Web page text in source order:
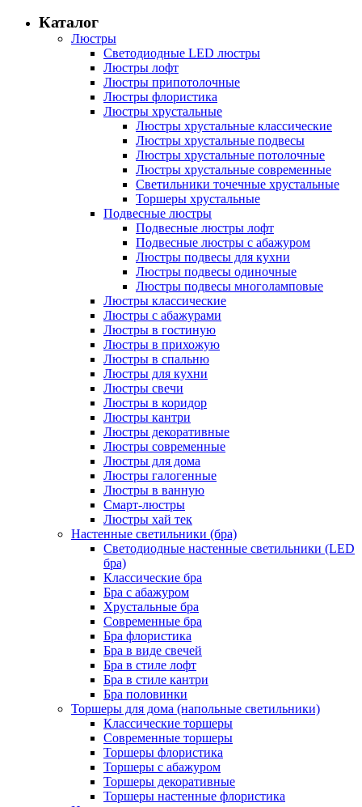
Каталог
Люстры
Светодиодные LED люстры
Люстры лофт
Люстры припотолочные
Люстры флористика
Люстры хрустальные
Люстры хрустальные классические
Люстры хрустальные подвесы
Люстры хрустальные потолочные
Люстры хрустальные современные
Светильники точечные хрустальные
Торшеры хрустальные
Подвесные люстры
Подвесные люстры лофт
Подвесные люстры с абажуром
Люстры подвесы для кухни
Люстры подвесы одиночные
Люстры подвесы многоламповые
Люстры классические
Люстры с абажурами
Люстры в гостиную
Люстры в прихожую
Люстры в спальню
Люстры для кухни
Люстры свечи
Люстры в коридор
Люстры кантри
Люстры декоративные
Люстры современные
Люстры для дома
Люстры галогенные
Люстры в ванную
Смарт-люстры
Люстры хай тек
Настенные светильники (бра)
Светодиодные настенные светильники (LED
бра)
Классические бра
Бра с абажуром
Хрустальные бра
Современные бра
Бра флористика
Бра в виде свечей
Бра в стиле лофт
Бра в стиле кантри
Бра половинки
Торшеры для дома (напольные светильники)
Классические торшеры
Современные торшеры
Торшеры флористика
Торшеры с абажуром
Торшеры декоративные
Торшеры настенные флористика